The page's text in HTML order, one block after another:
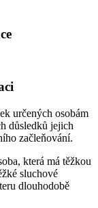
určených osobám
důsledků jejich
začleňování.
která má těžkou
sluchové
dlouhodobě